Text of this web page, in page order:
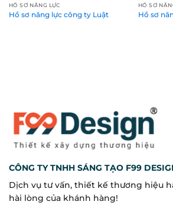
HỒ SƠ NĂNG LỰC
Hồ sơ năng lực công ty Luật
HỒ SƠ
Hồ sơ
CÔNG TY TNHH SÁNG TẠO F99
Dịch vụ tư vấn, thiết kế thương hiệu
hài lòng của khánh hàng!